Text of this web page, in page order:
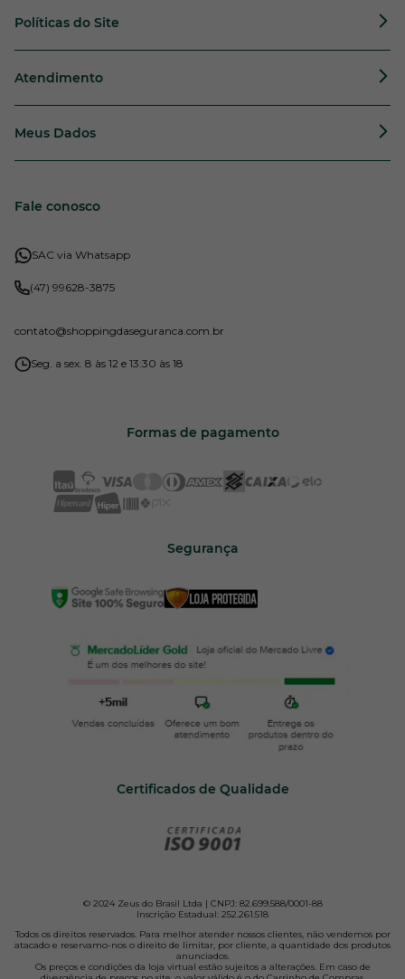
Políticas do Site
Atendimento
Meus Dados
Fale conosco
SAC via Whatsapp
(47) 99628-3875
contato@shoppingdaseguranca.com.br
Seg. a sex. 8 às 12 e 13:30 às 18
Formas de pagamento
Segurança
Certificados de Qualidade
© 2024 Zeus do Brasil Ltda | CNPJ: 82.699.588/0001-88
Inscrição Estadual: 252.261.518
Todos os direitos reservados. Para melhor atender nossos clientes, não vendemos por
atacado e reservamo-nos o direito de limitar, por cliente, a quantidade dos produtos
anunciados.
Os preços e condições da loja virtual estão sujeitos a alterações. Em caso de